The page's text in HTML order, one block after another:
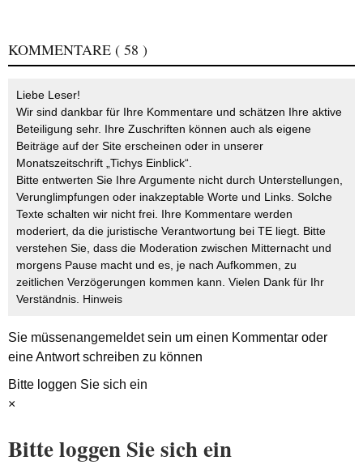
KOMMENTARE ( 58 )
Liebe Leser!
Wir sind dankbar für Ihre Kommentare und schätzen Ihre aktive
Beteiligung sehr. Ihre Zuschriften können auch als eigene
Beiträge auf der Site erscheinen oder in unserer
Monatszeitschrift „Tichys Einblick“.
Bitte entwerten Sie Ihre Argumente nicht durch Unterstellungen,
Verunglimpfungen oder inakzeptable Worte und Links. Solche
Texte schalten wir nicht frei. Ihre Kommentare werden
moderiert, da die juristische Verantwortung bei TE liegt. Bitte
verstehen Sie, dass die Moderation zwischen Mitternacht und
morgens Pause macht und es, je nach Aufkommen, zu
zeitlichen Verzögerungen kommen kann. Vielen Dank für Ihr
Verständnis. Hinweis
Sie müssenangemeldetsein um einen Kommentar oder
eine Antwort schreiben zu können
Bitte loggen Sie sich ein
×
Bitte loggen Sie sich ein